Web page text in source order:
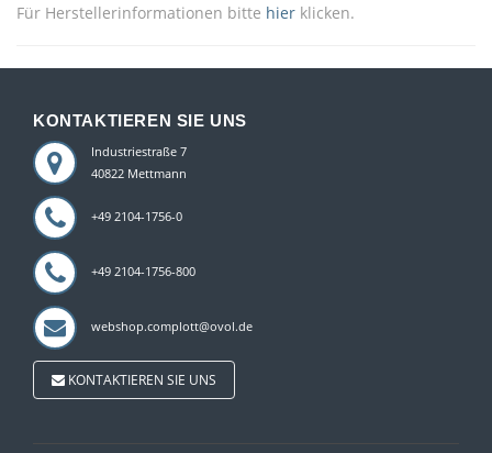
Für Herstellerinformationen bitte hier klicken.
KONTAKTIEREN SIE UNS
Industriestraße 7
40822 Mettmann
+49 2104-1756-0
+49 2104-1756-800
webshop.complott@ovol.de
KONTAKTIEREN SIE UNS